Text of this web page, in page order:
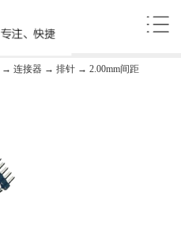
→ 连接器 → 排针 → 2.00mm间距